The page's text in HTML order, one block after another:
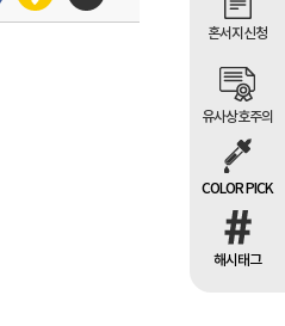
혼서지신청
유사상호주의
COLOR PICK
해시태그